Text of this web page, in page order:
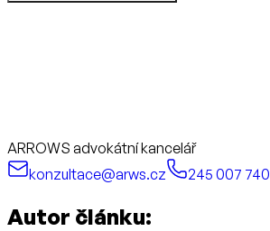
ARROWS advokátní kancelář
konzultace@arws.cz
245 007 740
Autor článku: